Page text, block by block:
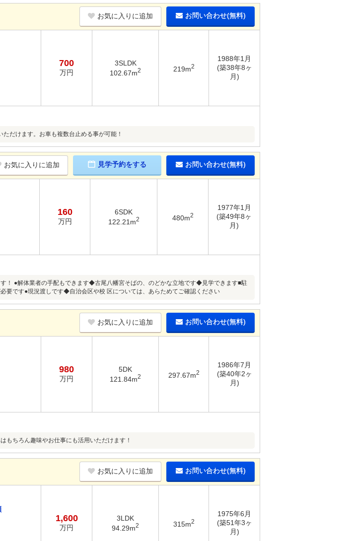
お気に入りに追加 お問い合わせ(無料)
700
万円
3SLDK
102.67m2 219m2
1988年1月
(築38年8ヶ
月)
だけます。お車も複数台止める事が可能！
お気に入りに追加 見学予約をする お問い合わせ(無料)
160
万円
6SDK
122.21m2 480m2
1977年1月
(築49年8ヶ
月)
！ ●解体業者の手配もできます◆古尾八幡宮そばの、のどかな立地です◆見学できます■駐
要です●現況渡しです◆自治会区や校 区については、あらためてご確認ください
お気に入りに追加 お問い合わせ(無料)
980
万円
5DK
121.84m2 297.67m2
1986年7月
(築40年2ヶ
月)
もちろん趣味やお仕事にも活用いただけます！
お気に入りに追加 お問い合わせ(無料)
1,600
万円
3LDK
94.29m2 315m2
1975年6月
(築51年3ヶ
月)